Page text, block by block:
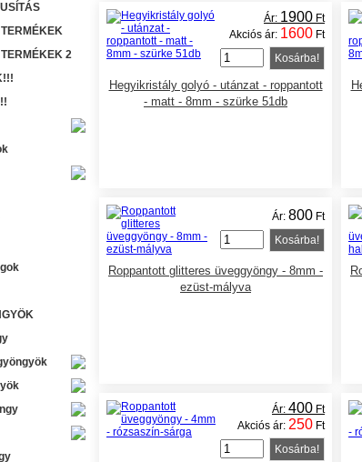
2
Ár: 1900 Ft
Akciós ár: 1600 Ft
Kosárba!
Hegyikristály golyó - utánzat - roppantott
- matt - 8mm - szürke 51db
Ár: 800 Ft
Kosárba!
Roppantott glitteres üveggyöngy - 8mm -
ezüst-mályva
Ár: 400 Ft
Akciós ár: 250 Ft
Kosárba!